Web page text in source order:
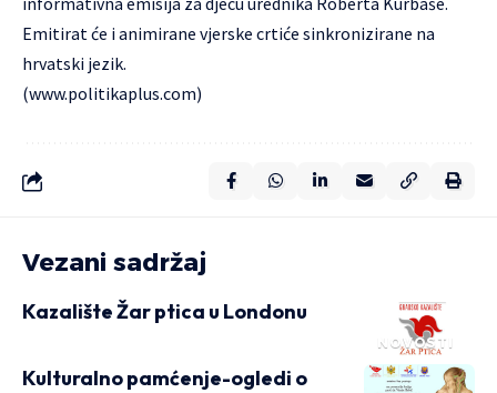
Emitirat će i animirane vjerske crtiće sinkronizirane na
hrvatski jezik.
(www.politikaplus.com)
Vezani sadržaj
NOVOSTI
Kazalište Žar ptica u Londonu
Kulturalno pamćenje-ogledi o